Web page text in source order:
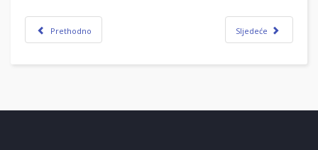
Prethodno Sljedeće